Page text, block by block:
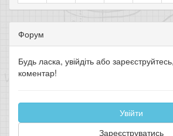
Форум
Будь ласка, увійдіть або
коментар!
Увійти
Зареєструватись